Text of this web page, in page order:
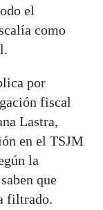
el
como
por
fiscal
Lastra,
en el TSJM
la
que
filtrado.